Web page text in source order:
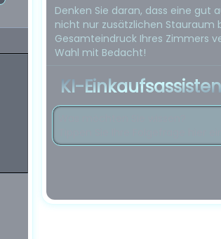
Denken Sie daran, dass eine gut
nicht nur zusätzlichen Stauraum
Gesamteindruck Ihres Zimmers
Wahl mit Bedacht!
KI-